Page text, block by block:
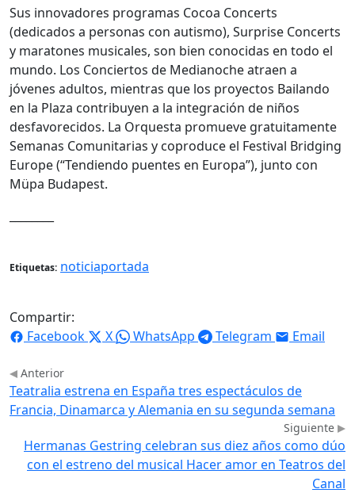
Sus innovadores programas Cocoa Concerts
(dedicados a personas con autismo), Surprise Concerts
y maratones musicales, son bien conocidas en todo el
mundo. Los Conciertos de Medianoche atraen a
jóvenes adultos, mientras que los proyectos Bailando
en la Plaza contribuyen a la integración de niños
desfavorecidos. La Orquesta promueve gratuitamente
Semanas Comunitarias y coproduce el Festival Bridging
Europe (“Tendiendo puentes en Europa”), junto con
Müpa Budapest.
Etiquetas: noticiaportada
Compartir:
Facebook
X WhatsApp Telegram Email
Anterior
Teatralia estrena en España tres espectáculos de
Francia, Dinamarca y Alemania en su segunda semana
Siguiente
Hermanas Gestring celebran sus diez años como dúo
con el estreno del musical Hacer amor en Teatros del
Canal